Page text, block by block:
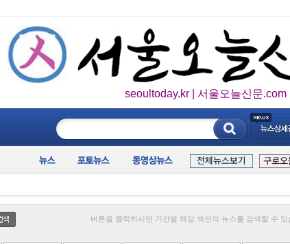
seoultoday.kr | 서울오늘신문.com
버튼을 클릭하시면 기간별 해당 섹션의 뉴스를 검색할 수 있